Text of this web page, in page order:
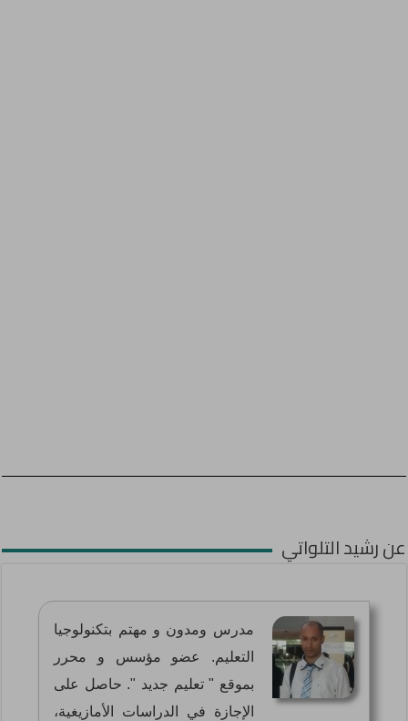
عن رشيد التلواتي
مدرس ومدون و مهتم بتكنولوجيا
التعليم. عضو مؤسس و محرر
بموقع " تعليم جديد ". حاصل على
الإجازة في الدراسات الأمازيغية،